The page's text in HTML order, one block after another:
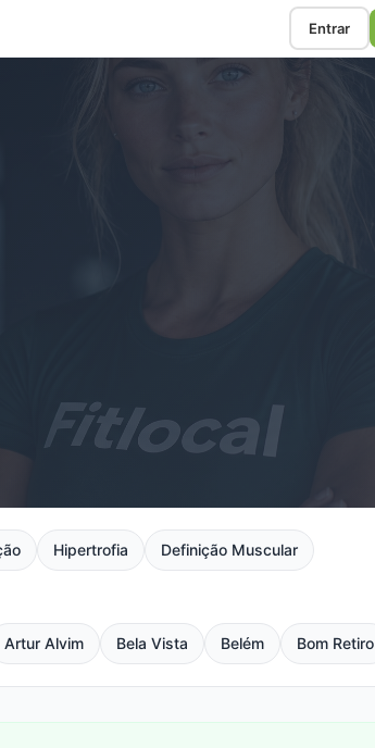
Entrar
Hipertrofia Definição Muscular
Artur Alvim Bela Vista Belém Bom Retiro